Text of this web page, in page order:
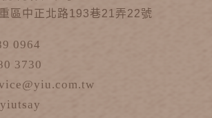
區中正北路193巷21弄22號
0964
3730